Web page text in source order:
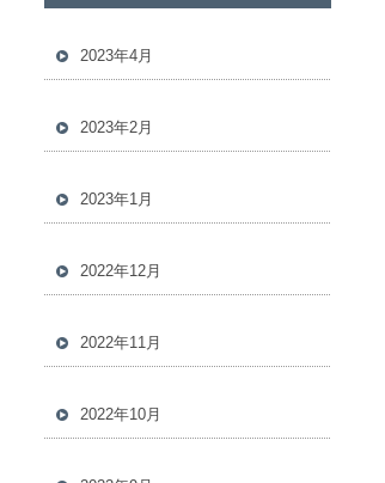
2023年4月
2023年2月
2023年1月
2022年12月
2022年11月
2022年10月